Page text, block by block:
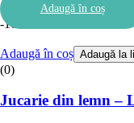
Adaugă în coș
-10%
Adaugă în coș Adaugă la
(0)
Jucarie din lemn –